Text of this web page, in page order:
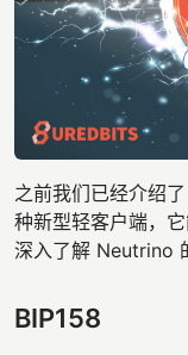
之前我们已经介绍
种新型轻客户端，
深入了解 Neutrino
BIP158